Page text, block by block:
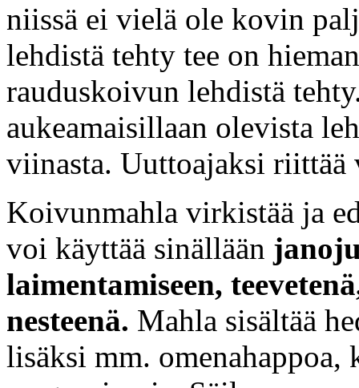
niissä ei vielä ole kovin
lehdistä tehty tee on
rauduskoivun lehdistä
aukeamaisillaan olevista
viinasta. Uuttoajaksi riittää
Koivunmahla virkistää ja
voi käyttää sinällään
laimentamiseen,
nesteenä. Mahla sisältää
lisäksi mm.